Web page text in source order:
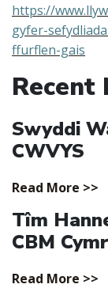
https://
gyfer-
ffurflen-gais
Recent
Swyddi
CWVYS
Read More >>
Tîm
CBM
Read More >>